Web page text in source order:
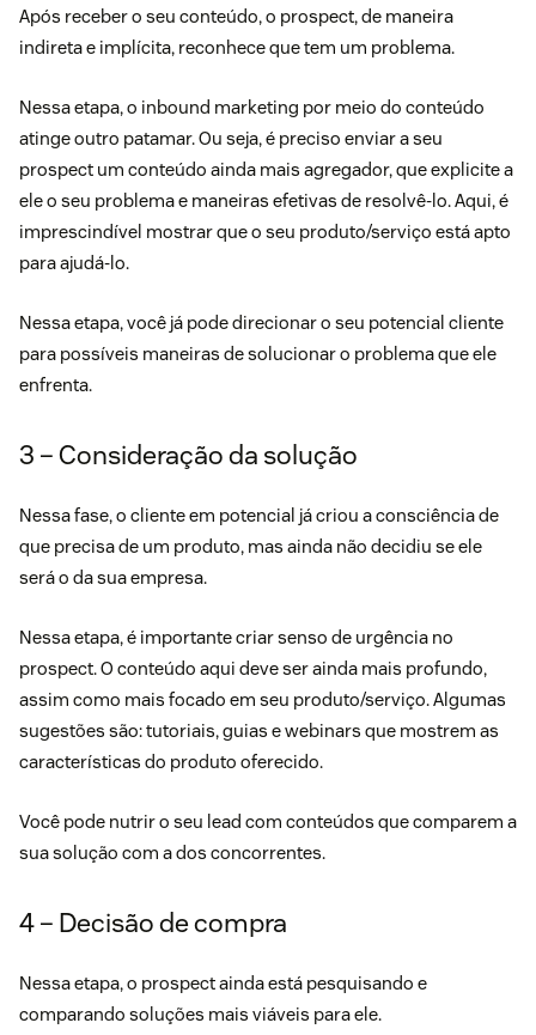
Após receber o seu conteúdo, o prospect, de maneira
indireta e implícita, reconhece que tem um problema.
Nessa etapa, o inbound marketing por meio do conteúdo
atinge outro patamar. Ou seja, é preciso enviar a seu
prospect um conteúdo ainda mais agregador, que explicite a
ele o seu problema e maneiras efetivas de resolvê-lo. Aqui, é
imprescindível mostrar que o seu produto/serviço está apto
para ajudá-lo.
Nessa etapa, você já pode direcionar o seu potencial cliente
para possíveis maneiras de solucionar o problema que ele
enfrenta.
3 – Consideração da solução
Nessa fase, o cliente em potencial já criou a consciência de
que precisa de um produto, mas ainda não decidiu se ele
será o da sua empresa.
Nessa etapa, é importante criar senso de urgência no
prospect. O conteúdo aqui deve ser ainda mais profundo,
assim como mais focado em seu produto/serviço. Algumas
sugestões são: tutoriais, guias e webinars que mostrem as
características do produto oferecido.
Você pode nutrir o seu lead com conteúdos que comparem a
sua solução com a dos concorrentes.
4 – Decisão de compra
Nessa etapa, o prospect ainda está pesquisando e
comparando soluções mais viáveis para ele.